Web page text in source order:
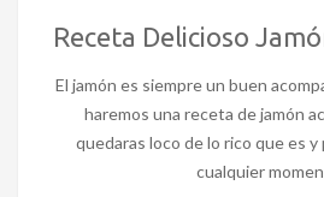
Receta Delicioso
El jamón es siempre un buen
haremos una receta de jamón
quedaras loco de lo rico que es
cualquier